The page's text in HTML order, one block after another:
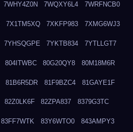
7WHY4Z0N 7WQXY6L4 7WRFNCB0
7X1TM5XQ 7XKFP983 7XMG6WJ3
7YHSQGPE 7YKTB834 7YTLLGT7
804ITWBC 80G20QY8 80M18M6R
81B6R5DR 81F9BZC4 81GAYE1F
82Z0LK6F 82ZPA837 8379G3TC
83FF7WTK 83Y6WTO0 843AMPY3